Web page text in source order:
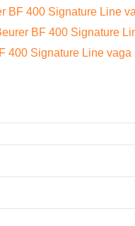
BF 400 Signature Line
BF 400 Signature
400 Signature Line